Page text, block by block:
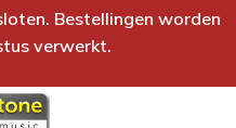
Bestellingen worden
verwerkt.